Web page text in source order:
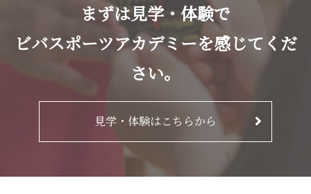
まずは見学・体験で
ビバスポーツアカデミーを感じてくだ
さい。
見学・体験はこちらから